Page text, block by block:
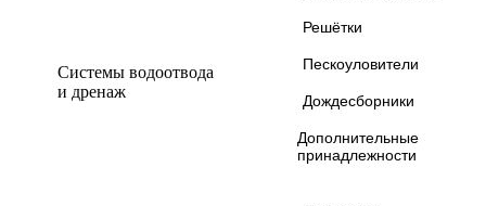
Системы водоотвода
и дренаж
Решётки
Пескоуловители
Дождесборники
Дополнительные
принадлежности